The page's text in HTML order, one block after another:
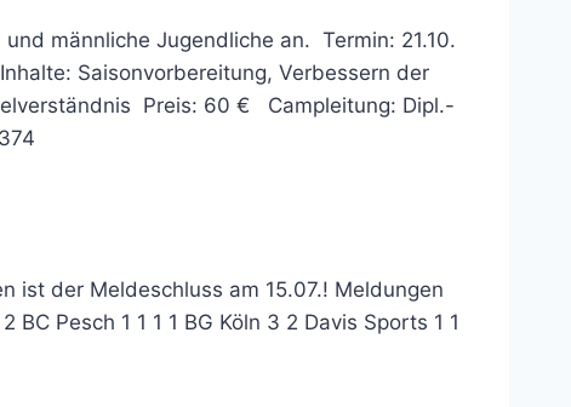
männliche Jugendliche an. Termin: 21.10.
Saisonvorbereitung, Verbessern der
Preis: 60 € Campleitung: Dipl.-
ist der Meldeschluss am 15.07.! Meldungen
Pesch 1 1 1 1 BG Köln 3 2 Davis Sports 1 1